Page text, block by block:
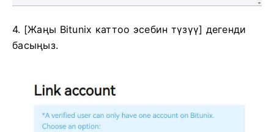
4. [Жаңы Bitunix каттоо эсебин түзүү] дегенди
басыңыз.